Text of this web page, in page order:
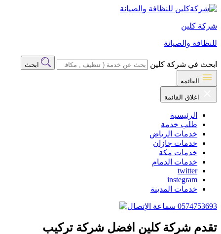
شركة كلين
للنظافة والصيانة
ابحث في شركة كلين ابحث
القائمة
اغلاق القائمة
الرئيسية
طلب خدمة
خدمات الرياض
خدمات جازان
خدمات مكة
خدمات الدمام
twitter
instegram
خدمات المدينة
0574753693
تقدم شركة كلين افضل شركة تركيب